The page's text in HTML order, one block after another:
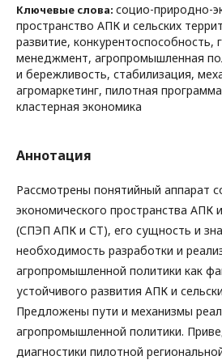
Ключевые слова: социо-природно-
пространство АПК и сельских
развитие, конкурентоспособность,
менеджмент, агропромышленная
и бережливость, стабилизация,
агромаркетинг, пилотная
кластерная экономика
Аннотация
Рассмотрены понятийный аппарат
экономического пространства АПК
(СПЭП АПК и СТ), его сущность и
необходимость разработки и
агропромышленной политики как
устойчивого развития АПК и
Предложены пути и механизмы
агропромышленной политики.
диагностики пилотной